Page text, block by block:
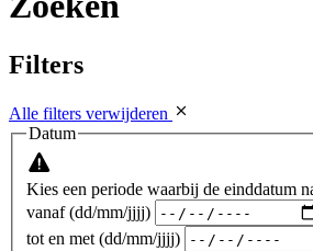
Filters
Alle filters verwijderen
Datum
Kies een periode waarbij de einddatum
vanaf (dd/mm/jjjj)
tot en met (dd/mm/jjjj)